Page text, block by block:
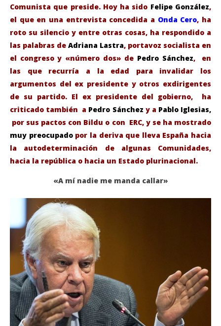
VIENDO AHORA
Felipe González rompe su silencio y advierte: «A mí
nadie me manda callar»
noviembre
26, 2020
Admin
Comunista que preside. Hoy ha sido Felipe González,
el que en una entrevista concedida a Onda Cero, ha
roto su silencio y entre otras cosas, ha respondido a
las palabras de Adriana Lastra, portavoz socialista en
el congreso y «número dos» de Pedro Sánchez, en
las que recurría a la edad para invalidar los
argumentos del ex presidente y otros exdirigentes
de su partido. El ex presidente del gobierno, ha
criticado también a Pedro Sánchez y a Pablo Iglesias,
por sus pactos con Bildu o con ERC, y se ha mostrado
muy preocupadopor la deriva que lleva España hacia
la autodeterminación de algunas Comunidades,
hacia la república o hacia un Estado plurinacional.
«A mí nadie me manda callar»